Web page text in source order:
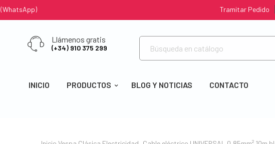
(WhatsApp) Tramitar Pedido
Llámenos gratis
(+34) 910 375 299
INICIO PRODUCTOS BLOG Y NOTICIAS CONTACTO